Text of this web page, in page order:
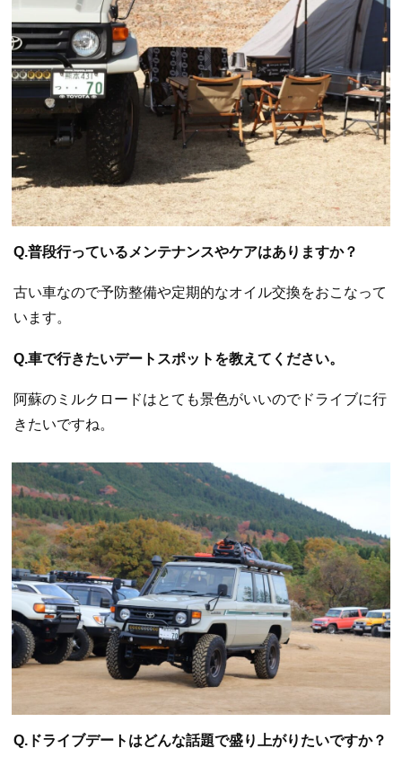
Q.普段行っているメンテナンスやケアはありますか？
古い車なので予防整備や定期的なオイル交換をおこなって
います。
Q.車で行きたいデートスポットを教えてください。
阿蘇のミルクロードはとても景色がいいのでドライブに行
きたいですね。
Q.ドライブデートはどんな話題で盛り上がりたいですか？